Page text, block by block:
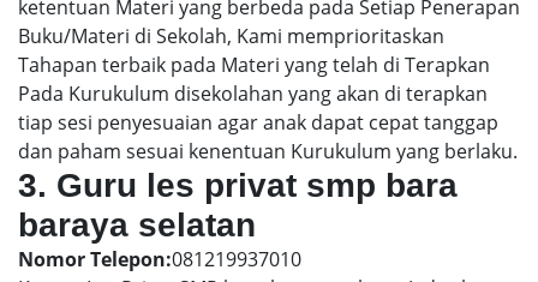
ketentuan Materi yang berbeda pada Setiap Penerapan
Buku/Materi di Sekolah, Kami memprioritaskan
Tahapan terbaik pada Materi yang telah di Terapkan
Pada Kurukulum disekolahan yang akan di terapkan
tiap sesi penyesuaian agar anak dapat cepat tanggap
dan paham sesuai kenentuan Kurukulum yang berlaku.
3. Guru les privat smp bara
baraya selatan
Nomor Telepon:081219937010